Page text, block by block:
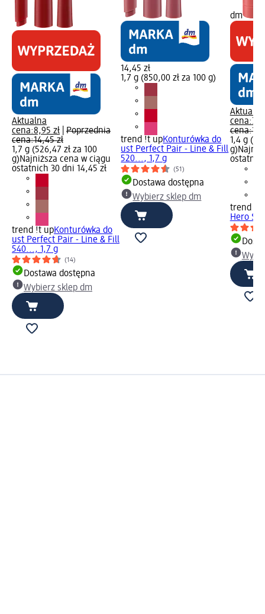
Aktualna
cena:8,95 zł
Poprzednia
cena:14,45 zł
1,7 g (526,47 zł za 100
g)Najniższa cena w ciągu
ostatnich 30 dni 14,45 zł
trend !t upKonturówka do
ust Perfect Pair - Line & Fill
540..., 1,7 g
(14)
Dostawa dostępna
Wybierz sklep dm
14,45 zł
1,7 g (850,00 zł za 100 g)
trend !t upKonturówka do
ust Perfect Pair - Line & Fill
520..., 1,7 g
(51)
Dostawa dostępna
Wybierz sklep dm
dm
Aktualna
cena:
cena:
1,4 g
g)
trend !t
Hero